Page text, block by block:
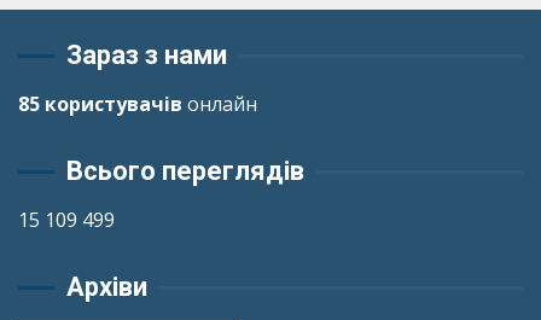
Зараз з нами
85 користувачів онлайн
Всього переглядів
15 109 499
Архіви